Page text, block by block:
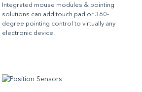
Integrated mouse modules & pointing
solutions can add touch pad or 360-
degree pointing control to virtually any
electronic device.